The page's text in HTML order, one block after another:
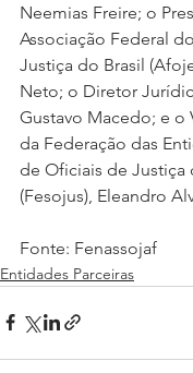
Neemias Freire; o
Associação Federal
Justiça do Brasil
Neto; o Diretor
Gustavo Macedo; e o
da Federação das
de Oficiais de Justiça
(Fesojus), Eleandro
Fonte: Fenassojaf
Entidades Parceiras